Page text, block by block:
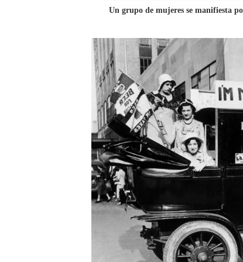
Un grupo de mujeres se manifiesta